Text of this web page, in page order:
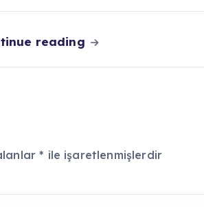
reading
* ile işaretlenmişlerdir